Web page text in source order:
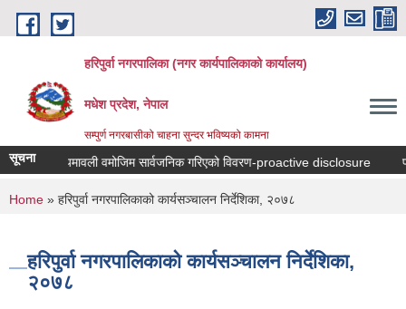
Skip to main content
हरिपुर्वा नगरपालिका (नगर कार्यपालिकाको कार्यालय)
मधेश प्रदेश, नेपाल
सम्पुर्ण नगरबासीको चाहना सुन्दर भविष्यको कामना
सूचना
ऐन, नियमावली वमोजिम सार्वजनिक गरिएको विवरण-proactive disclosure
You are here
Home » हरिपुर्वा नगरपालिकाको कार्यसञ्‍चालन निर्देशिका, २०७८
हरिपुर्वा नगरपालिकाको कार्यसञ्‍चालन निर्देशिका,
२०७८